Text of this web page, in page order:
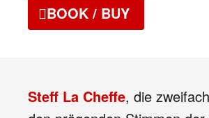
BOOK / BUY
Steff La Cheffe, die